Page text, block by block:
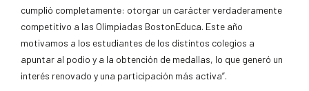
cumplió completamente: otorgar un carácter verdaderamente
competitivo a las Olimpiadas BostonEduca. Este año
motivamos a los estudiantes de los distintos colegios a
apuntar al podio y a la obtención de medallas, lo que generó un
interés renovado y una participación más activa”.